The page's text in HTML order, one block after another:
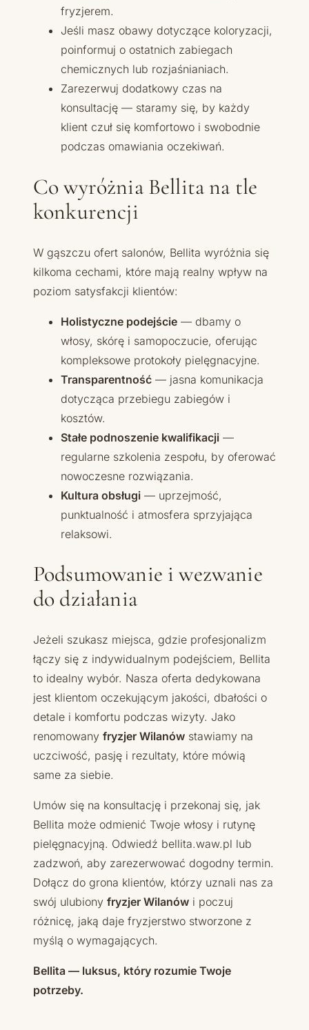
fryzjerem.
Jeśli masz obawy dotyczące koloryzacji,
poinformuj o ostatnich zabiegach
chemicznych lub rozjaśnianiach.
Zarezerwuj dodatkowy czas na
konsultację — staramy się, by każdy
klient czuł się komfortowo i swobodnie
podczas omawiania oczekiwań.
Co wyróżnia Bellita na tle
konkurencji
W gąszczu ofert salonów, Bellita wyróżnia się
kilkoma cechami, które mają realny wpływ na
poziom satysfakcji klientów:
Holistyczne podejście — dbamy o
włosy, skórę i samopoczucie, oferując
kompleksowe protokoły pielęgnacyjne.
Transparentność — jasna komunikacja
dotycząca przebiegu zabiegów i
kosztów.
Stałe podnoszenie kwalifikacji —
regularne szkolenia zespołu, by oferować
nowoczesne rozwiązania.
Kultura obsługi — uprzejmość,
punktualność i atmosfera sprzyjająca
relaksowi.
Podsumowanie i wezwanie
do działania
Jeżeli szukasz miejsca, gdzie profesjonalizm
łączy się z indywidualnym podejściem, Bellita
to idealny wybór. Nasza oferta dedykowana
jest klientom oczekującym jakości, dbałości o
detale i komfortu podczas wizyty. Jako
renomowany fryzjer Wilanów stawiamy na
uczciwość, pasję i rezultaty, które mówią
same za siebie.
Umów się na konsultację i przekonaj się, jak
Bellita może odmienić Twoje włosy i rutynę
pielęgnacyjną. Odwiedź bellita.waw.pl lub
zadzwoń, aby zarezerwować dogodny termin.
Dołącz do grona klientów, którzy uznali nas za
swój ulubiony fryzjer Wilanów i poczuj
różnicę, jaką daje fryzjerstwo stworzone z
myślą o wymagających.
Bellita — luksus, który rozumie Twoje
potrzeby.